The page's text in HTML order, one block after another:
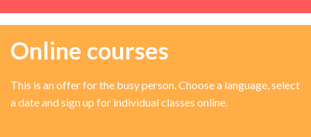
Online courses
This is an offer for the busy person. Choose a language, select
a date and sign up for individual classes online.